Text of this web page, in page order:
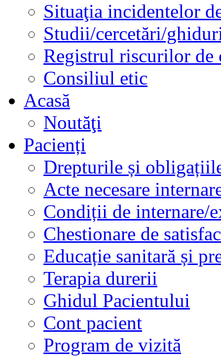
Situaţia incidentelor
Studii/cercetări/
Registrul riscurilor de
Consiliul etic
Acasă
Noutăţi
Pacienți
Drepturile și
Acte necesare
Condiții de internare/
Chestionare de
Educație sanitară și
Terapia durerii
Ghidul Pacientului
Cont pacient
Program de vizită